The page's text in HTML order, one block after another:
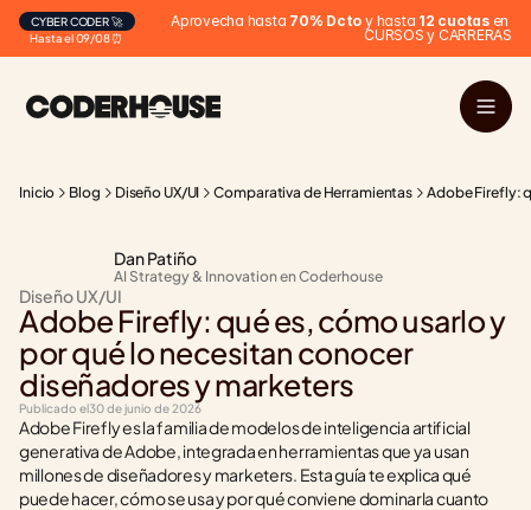
Hasta el 09/08 ⏰
CYBER CODER 🚀 Aprovecha hasta 70% Dcto y hasta 12 cuotas en
CURSOS y CARRERAS
Inicio Blog Diseño UX/UI Comparativa de Herramientas Adobe Firefly:
Dan Patiño
AI Strategy & Innovation en Coderhouse
Diseño UX/UI
Adobe Firefly: qué es, cómo usarlo y
por qué lo necesitan conocer
diseñadores y marketers
Publicado el30 de junio de 2026
Adobe Firefly es la familia de modelos de inteligencia artificial
generativa de Adobe, integrada en herramientas que ya usan
millones de diseñadores y marketers. Esta guía te explica qué
puede hacer, cómo se usa y por qué conviene dominarla cuanto